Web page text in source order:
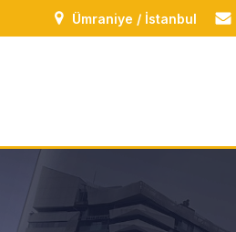
Ümraniye / İstanbul